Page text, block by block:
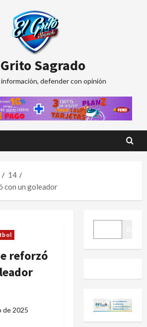
Sagrado
defender con opinión
14
con un goleador
reforzó
de 2025